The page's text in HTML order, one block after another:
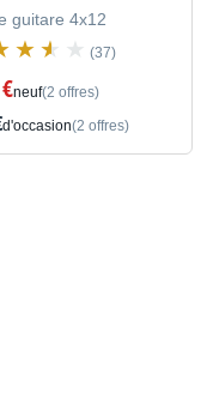
guitare 4x12
(37)
neuf(2 offres)
d'occasion(2 offres)